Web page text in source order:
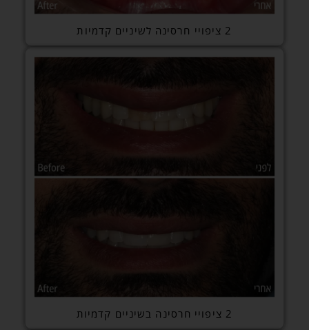
2 ציפויי חרסינה לשיניים קדמיות
2 ציפויי חרסינה בשיניים קדמיות